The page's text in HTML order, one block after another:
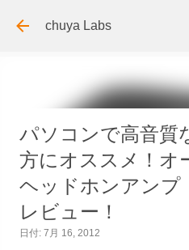
スキップしてメイン
chuya Labs
パソコンで高音質
方にオススメ！オ
ヘッドホンアンプ
レビュー！
日付: 7月 16, 2012